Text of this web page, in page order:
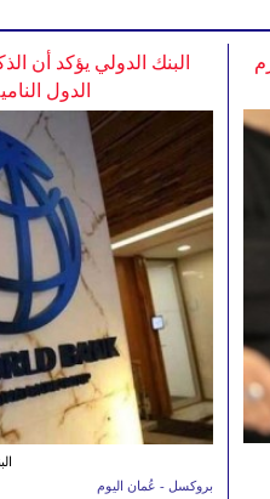
البنك الدولي يؤكد أن
الدول
بروكسل - عُمان اليوم